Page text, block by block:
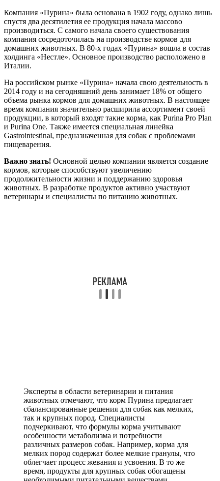
Компания «Пурина» была основана в 1902 году, однако лишь
спустя два десятилетия ее продукция начала массово
производиться. С самого начала своего существования
компания сосредоточилась на производстве кормов для
домашних животных. В 80-х годах «Пурина» вошла в состав
холдинга «Нестле». Основное производство расположено в
Италии.
На российском рынке «Пурина» начала свою деятельность в
2014 году и на сегодняшний день занимает 18% от общего
объема рынка кормов для домашних животных. В настоящее
время компания значительно расширила ассортимент своей
продукции, в который входят такие корма, как Purina Pro Plan
и Purina One. Также имеется специальная линейка
Gastrointestinal, предназначенная для собак с проблемами
пищеварения.
Важно знать! Основной целью компании является создание
кормов, которые способствуют увеличению
продолжительности жизни и поддержанию здоровья
животных. В разработке продуктов активно участвуют
ветеринары и специалисты по питанию животных.
Эксперты в области ветеринарии и питания
животных отмечают, что корм Пурина предлагает
сбалансированные решения для собак как мелких,
так и крупных пород. Специалисты
подчеркивают, что формулы корма учитывают
особенности метаболизма и потребности
различных размеров собак. Например, корма для
мелких пород содержат более мелкие гранулы, что
облегчает процесс жевания и усвоения. В то же
время, продукты для крупных собак обогащены